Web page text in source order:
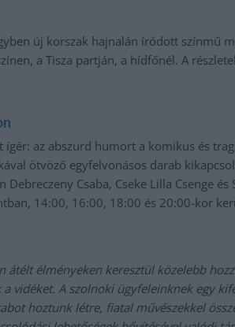
új korszak hajnalán íródott színmű
a Tisza partján, a hídfőnél. A
ígér: az abszurd humort a komikus és
ötvöző egyfelvonásos darab
Csaba, Cseke Lilla Csenge
14:00, 16:00, 18:00 és 20:00-kor
élményeken keresztül közelebb
vidéket. A szolnoki ügyfeleinknek egy
hoztunk létre, fiatal művészekkel